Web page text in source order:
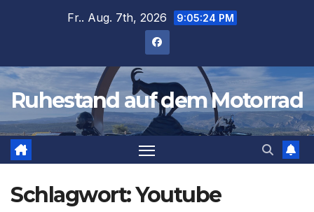
Fr.. Aug. 7th, 2026 9:05:24 PM
Ruhestand auf dem Motorrad
Schlagwort:Youtube